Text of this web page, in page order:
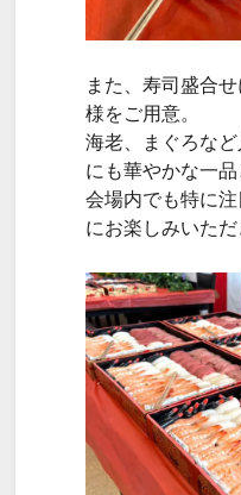
また、寿司盛合
様をご用意。
海老、まぐろな
にも華やかな一品
会場内でも特に
にお楽しみいただ